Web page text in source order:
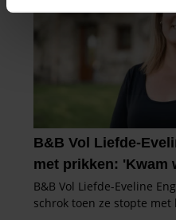
intrekken in de
We gebruiken cookies om
personaliseren, om
en om ons websiteverkeer
informatie over uw gebruik
partners voor social media,
partners kunnen deze
informatie die u aan ze
verzameld op basis van
gaat akkoord met onze